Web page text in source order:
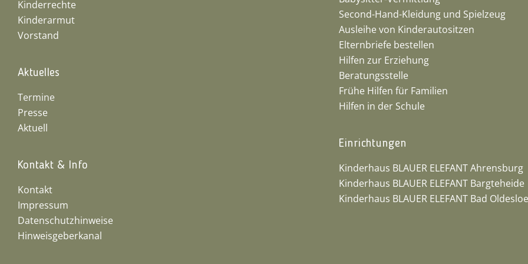
Kinderrechte
Kinderarmut
Vorstand
Aktuelles
Termine
Presse
Aktuell
Kontakt & Info
Kontakt
Impressum
Datenschutzhinweise
Hinweisgeberkanal
Second-Hand-Kleidung und Spielzeug
Ausleihe von Kinderautositzen
Elternbriefe bestellen
Hilfen zur Erziehung
Beratungsstelle
Frühe Hilfen für Familien
Hilfen in der Schule
Einrichtungen
Kinderhaus BLAUER ELEFANT Ahrensburg
Kinderhaus BLAUER ELEFANT Bargteheide
Kinderhaus BLAUER ELEFANT Bad Oldesloe